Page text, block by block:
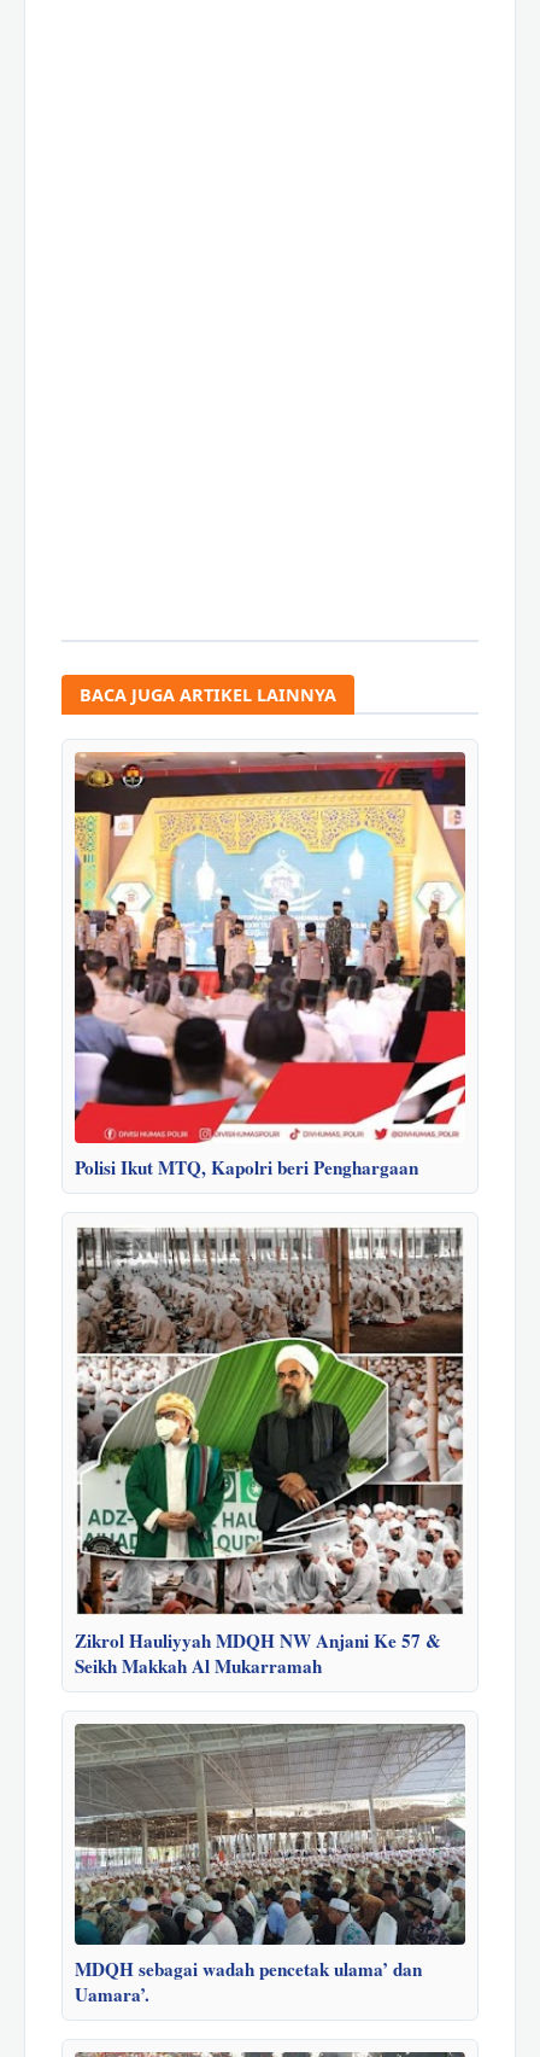
BACA JUGA ARTIKEL LAINNYA
Polisi Ikut MTQ, Kapolri beri Penghargaan
Zikrol Hauliyyah MDQH NW Anjani Ke 57 &
Seikh Makkah Al Mukarramah
MDQH sebagai wadah pencetak ulama’ dan
Uamara’.